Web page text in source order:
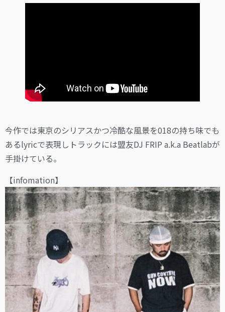
今作では東京のシリアスかつ冷酷な風景を018の持ち味でも
あるlyricで表現しトラックには盟友DJ FRIP a.k.a Beatlabが
手掛けている。
【infomation】